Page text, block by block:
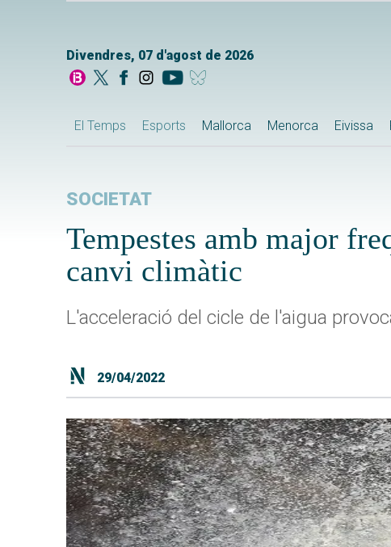
Divendres, 07 d'agost de 2026
El Temps Esports Mallorca Menorca Eivissa
SOCIETAT
Tempestes amb major
canvi climàtic
L'acceleració del cicle de l'aigua
29/04/2022